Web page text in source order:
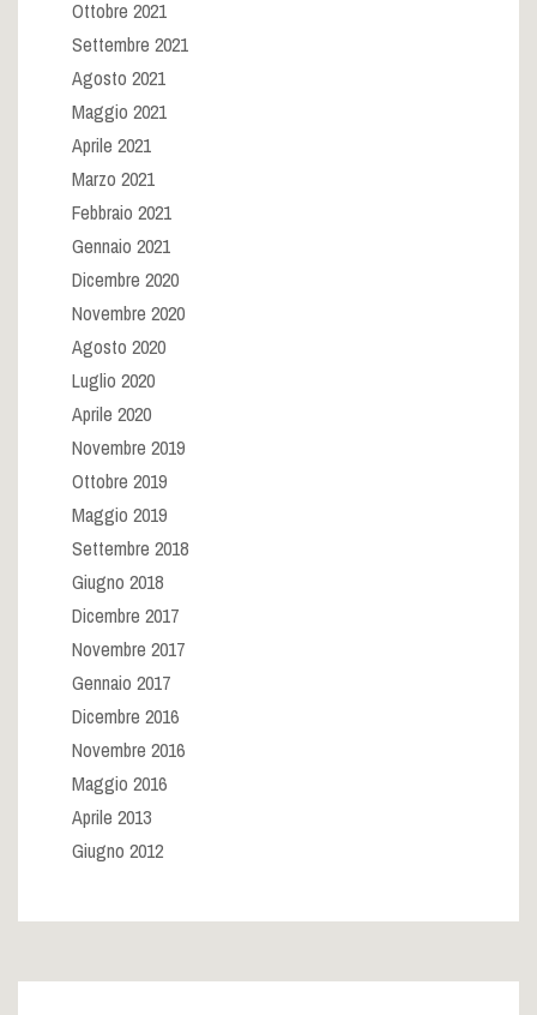
Ottobre 2021
Settembre 2021
Agosto 2021
Maggio 2021
Aprile 2021
Marzo 2021
Febbraio 2021
Gennaio 2021
Dicembre 2020
Novembre 2020
Agosto 2020
Luglio 2020
Aprile 2020
Novembre 2019
Ottobre 2019
Maggio 2019
Settembre 2018
Giugno 2018
Dicembre 2017
Novembre 2017
Gennaio 2017
Dicembre 2016
Novembre 2016
Maggio 2016
Aprile 2013
Giugno 2012